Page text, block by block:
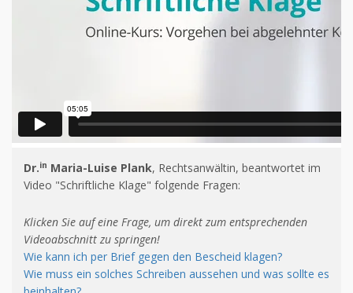
Dr.in Maria-Luise Plank, Rechtsanwältin, beantwortet im
Video "Schriftliche Klage" folgende Fragen:
Klicken Sie auf eine Frage, um direkt zum entsprechenden
Videoabschnitt zu springen!
Wie kann ich per Brief gegen den Bescheid klagen?
Wie muss ein solches Schreiben aussehen und was sollte es